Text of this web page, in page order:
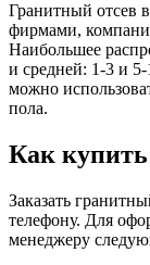
Гранитный отсев
фирмами,
Наибольшее
и средней: 1-3 и
можно
пола.
Как купить
Заказать
телефону. Для
менеджеру